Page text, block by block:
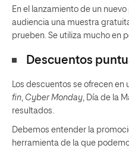
En el lanzamiento de un
audiencia una muestra
prueben. Se utiliza mucho en
Descuentos
Los descuentos se ofrecen
fin Cyber Monday , Día de la
resultados.
Debemos entender la
herramienta de la que